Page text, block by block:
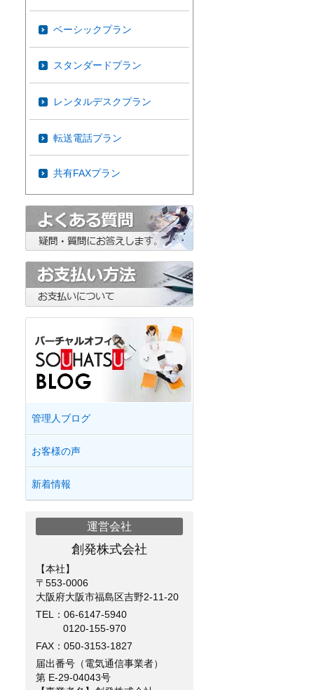
ベーシックプラン
スタンダードプラン
レンタルデスクプラン
転送電話プラン
共有FAXプラン
管理人ブログ
お客様の声
新着情報
運営会社
創発株式会社
【本社】
〒553-0006
大阪府大阪市福島区吉野2-11-20
TEL： 06-6147-5940
0120-155-970
FAX：050-3153-1827
届出番号（電気通信事業者）
第 E-29-04043号